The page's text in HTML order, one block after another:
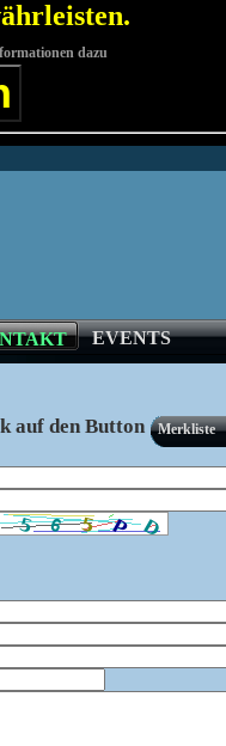
dazu
EVENTS
auf den Merkliste
Button